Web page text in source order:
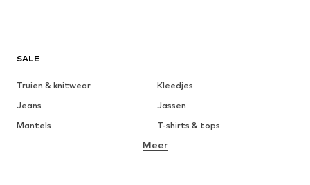
SALE
Truien & knitwear
Kleedjes
Jeans
Jassen
Mantels
T-shirts & tops
Ondergoed
Meer